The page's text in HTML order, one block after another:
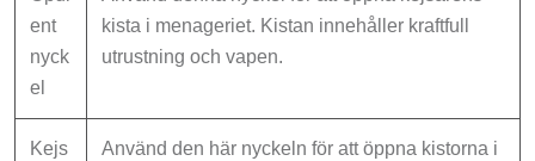
ent
nyck
el
kista i menageriet. Kistan innehåller kraftfull
utrustning och vapen.
Kejs
Använd den här nyckeln för att öppna kistorna i